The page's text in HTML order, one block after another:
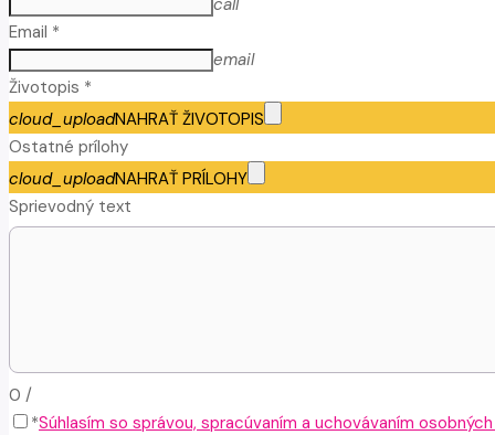
call
Email *
email
Životopis *
cloud_uploadNAHRAŤ ŽIVOTOPIS
Ostatné prílohy
cloud_uploadNAHRAŤ PRÍLOHY
Sprievodný text
0 /
*Súhlasím so správou, spracúvaním a uchovávaním